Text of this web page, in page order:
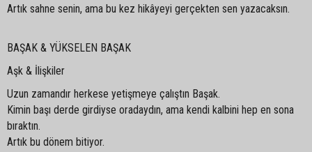
Artık sahne senin, ama bu kez hikâyeyi gerçekten sen yazacaksın.
BAŞAK & YÜKSELEN BAŞAK
Aşk & İlişkiler
Uzun zamandır herkese yetişmeye çalıştın Başak.
Kimin başı derde girdiyse oradaydın, ama kendi kalbini hep en sona
bıraktın.
Artık bu dönem bitiyor.